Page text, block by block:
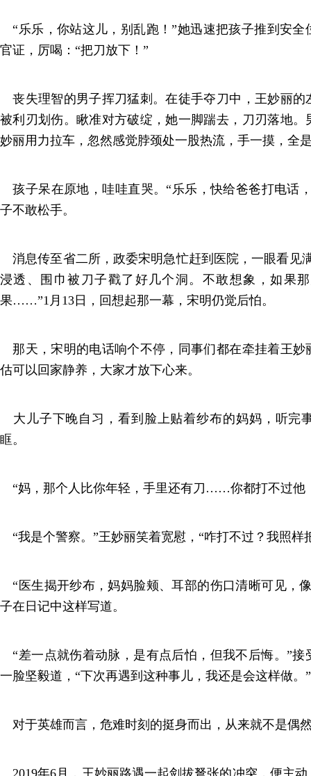
“乐乐，你站这儿，别乱跑！”她迅速把孩子推到安全
官证，厉喝：“把刀放下！”
丧失理智的男子挥刀猛刺。在徒手夺刀中，王妙丽的
被利刃划伤。瞅准对方破绽，她一脚踹去，刀刃落地
妙丽用力拉车，忽然感觉脖颈处一股热流，手一摸，
孩子呆在原地，哇哇直哭。“乐乐，快给爸爸打电话
子不敢松手。
消息传至省二所，政委宋明急忙赶到医院，一眼看见
浸透、围巾被刀子戳了好几个洞。不敢想象，如果
果……”1月13日，回想起那一幕，宋明仍觉后怕。
那天，宋明的电话响个不停，同事们都在牵挂着王妙
估可以回家静养，大家才放下心来。
大儿子下晚自习，看到脸上贴着纱布的妈妈，听完
眶。
“妈，那个人比你年轻，手里还有刀……你都打不过他
“我是个警察。”王妙丽笑着宽慰，“咋打不过？我照样
“医生揭开纱布，妈妈脸颊、耳部的伤口清晰可见，
子在日记中这样写道。
“差一点就伤着动脉，是有点后怕，但我不后悔。”接
一脸坚毅道，“下次再遇到这种事儿，我还是会这样做。”
对于英雄而言，危难时刻的挺身而出，从来就不是偶
2019年6月，王妙丽路遇一起剑拔弩张的冲突，便主